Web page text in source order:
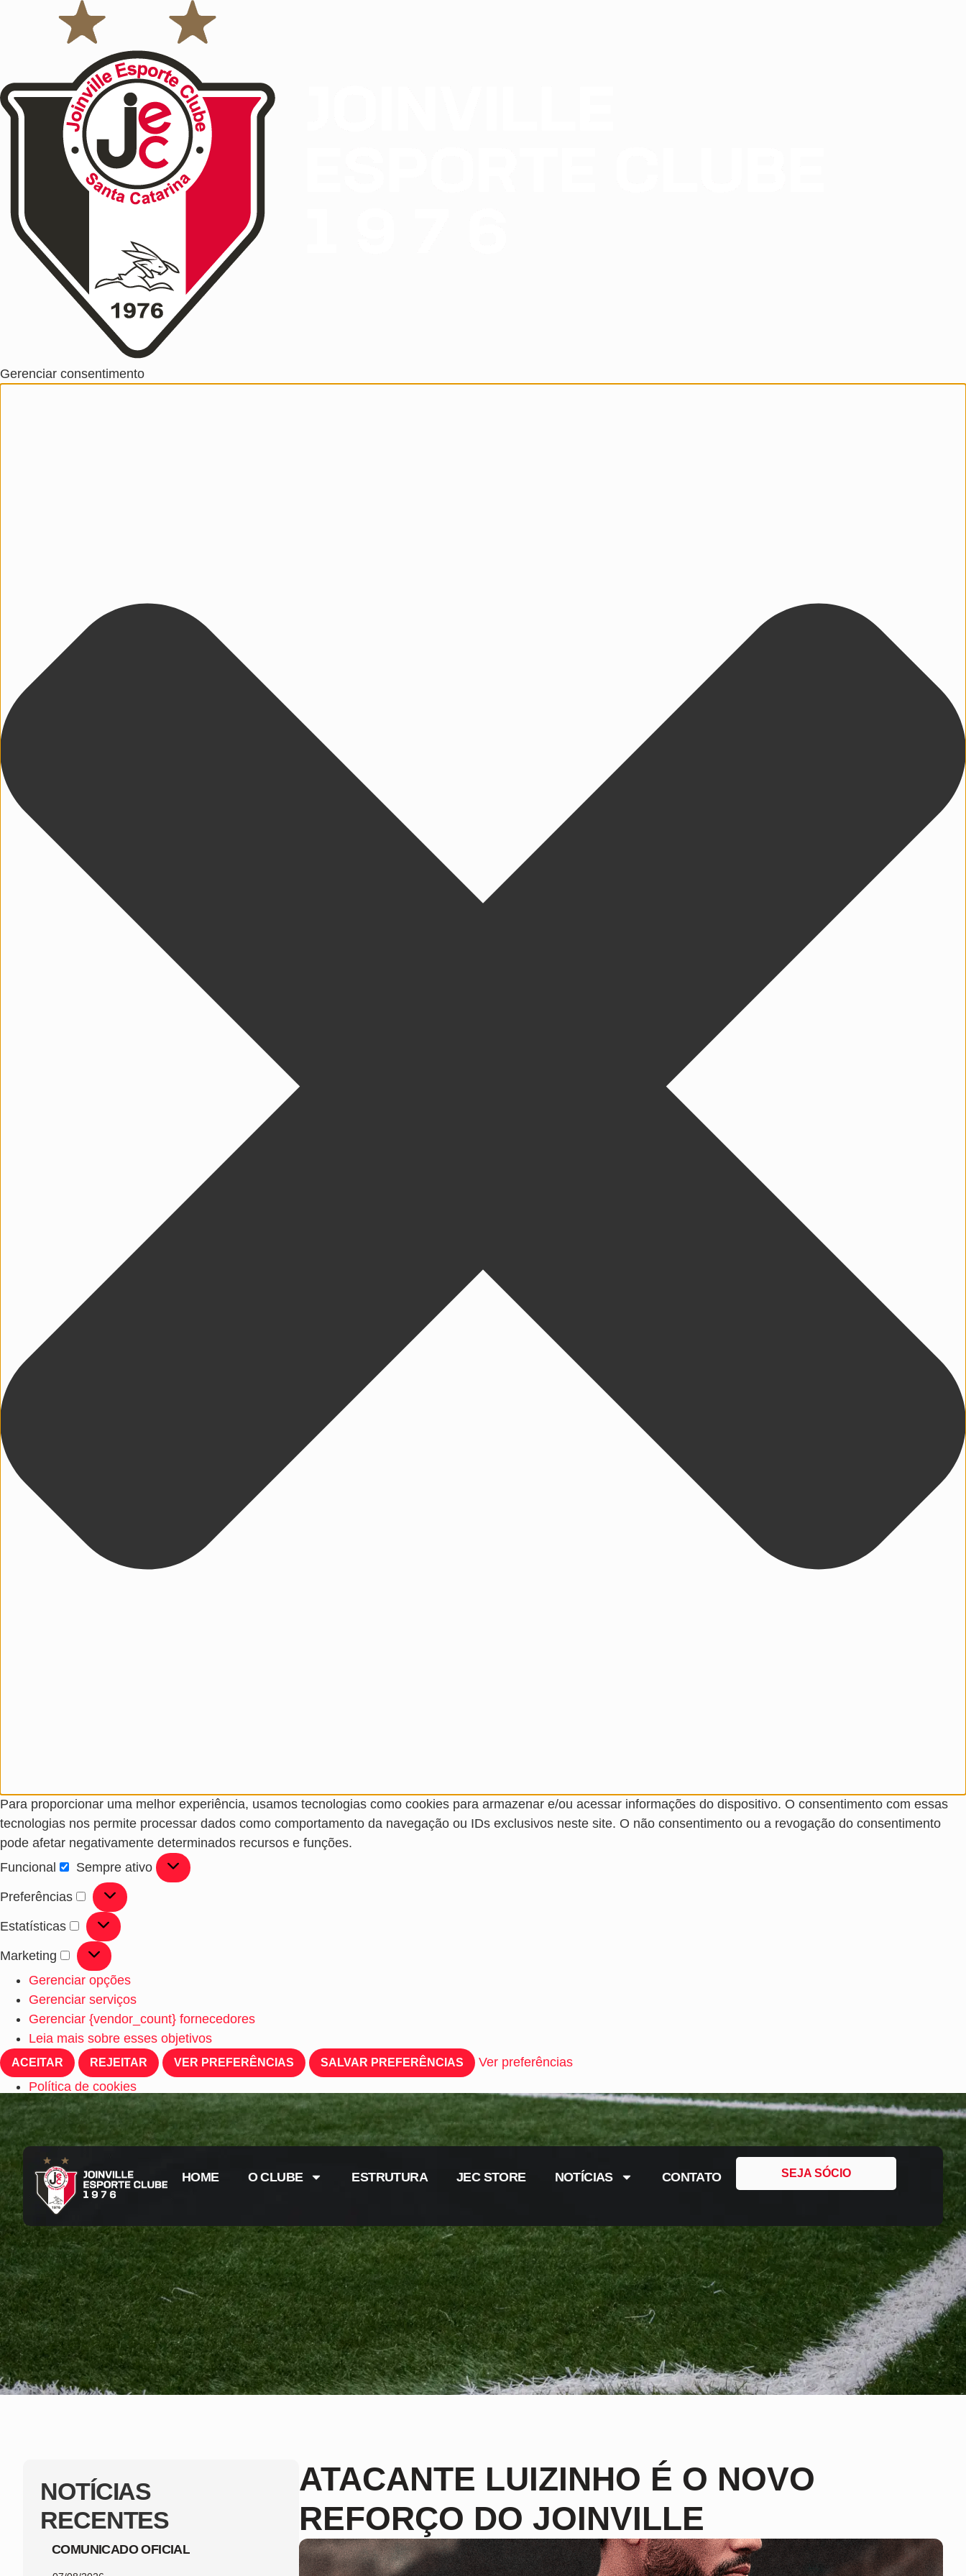
Gerenciar consentimento
Para proporcionar uma melhor experiência, usamos tecnologias como cookies para armazenar e/ou acessar informações do dispositivo. O consentimento com essas
tecnologias nos permite processar dados como comportamento da navegação ou IDs exclusivos neste site. O não consentimento ou a revogação do consentimento
pode afetar negativamente determinados recursos e funções.
Funcional
Sempre ativo
Preferências
Estatísticas
Marketing
Gerenciar opções
Gerenciar serviços
Gerenciar {vendor_count} fornecedores
Leia mais sobre esses objetivos
ACEITAR REJEITAR VER PREFERÊNCIAS SALVAR PREFERÊNCIAS
Ver preferências
Política de cookies
HOME O CLUBE ESTRUTURA JEC STORE NOTÍCIAS CONTATO SEJA SÓCIO
NOTÍCIAS
RECENTES
COMUNICADO OFICIAL
ATACANTE LUIZINHO É O NOVO
REFORÇO DO JOINVILLE